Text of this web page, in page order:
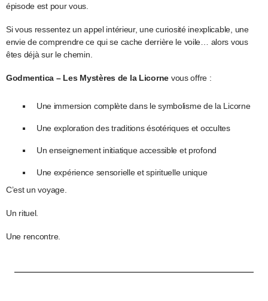
épisode est pour vous.
Si vous ressentez un appel intérieur, une curiosité inexplicable, une
envie de comprendre ce qui se cache derrière le voile… alors vous
êtes déjà sur le chemin.
Godmentica – Les Mystères de la Licorne vous offre :
Une immersion complète dans le symbolisme de la Licorne
Une exploration des traditions ésotériques et occultes
Un enseignement initiatique accessible et profond
Une expérience sensorielle et spirituelle unique
C’est un voyage.
Un rituel.
Une rencontre.